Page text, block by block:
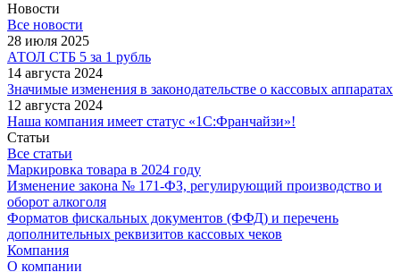
Новости
Все новости
28 июля 2025
АТОЛ СТБ 5 за 1 рубль
14 августа 2024
Значимые изменения в законодательстве о кассовых аппаратах
12 августа 2024
Наша компания имеет статус «1С:Франчайзи»!
Статьи
Все статьи
Маркировка товара в 2024 году
Изменение закона № 171-ФЗ, регулирующий производство и
оборот алкоголя
Форматов фискальных документов (ФФД) и перечень
дополнительных реквизитов кассовых чеков
Компания
О компании